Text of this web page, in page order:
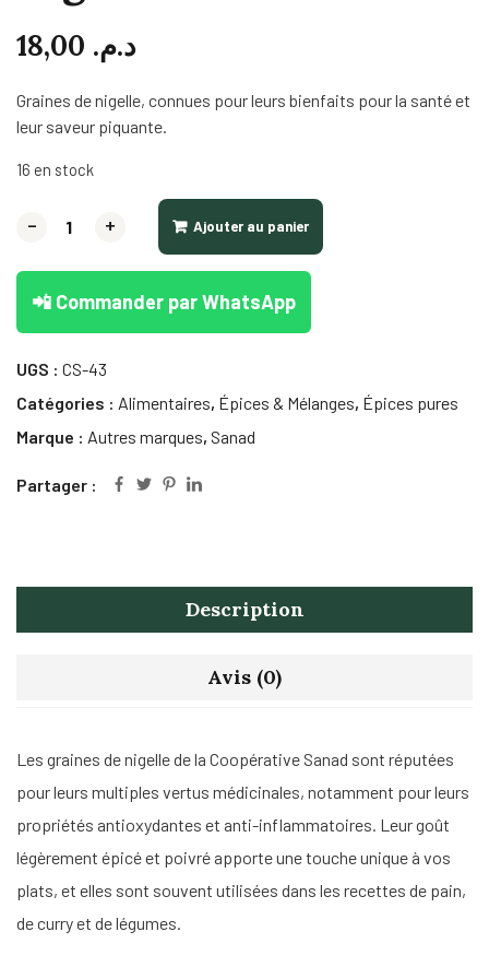
د.م.
Graines de nigelle, connues pour leurs bienfaits pour la santé et
leur saveur piquante.
16 en stock
- + Ajouter au panier
📲 Commander par WhatsApp
UGS : CS-43
Catégories : Alimentaires, Épices & Mélanges, Épices pures
Marque : Autres marques, Sanad
Partager :
Description
Avis (0)
Les graines de nigelle de la Coopérative Sanad sont réputées
pour leurs multiples vertus médicinales, notamment pour leurs
propriétés antioxydantes et anti-inflammatoires. Leur goût
légèrement épicé et poivré apporte une touche unique à vos
plats, et elles sont souvent utilisées dans les recettes de pain,
de curry et de légumes.